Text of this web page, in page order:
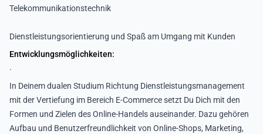
Telekommunikationstechnik
Dienstleistungsorientierung und Spaß am Umgang mit Kunden
Entwicklungsmöglichkeiten:
.
In Deinem dualen Studium Richtung Dienstleistungsmanagement
mit der Vertiefung im Bereich E-Commerce setzt Du Dich mit den
Formen und Zielen des Online-Handels auseinander. Dazu gehören
Aufbau und Benutzerfreundlichkeit von Online-Shops, Marketing,